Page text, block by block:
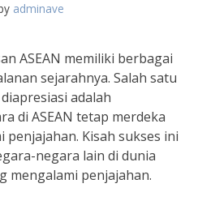
adminave
ASEAN memiliki berbagai
sejarahnya. Salah satu
adalah
di ASEAN tetap merdeka
Kisah sukses ini
negara lain di dunia
mengalami penjajahan.